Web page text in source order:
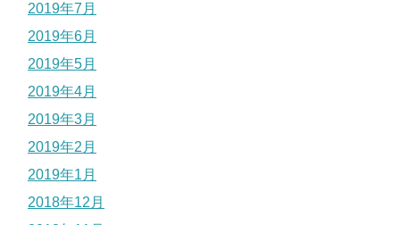
2019年7月
2019年6月
2019年5月
2019年4月
2019年3月
2019年2月
2019年1月
2018年12月